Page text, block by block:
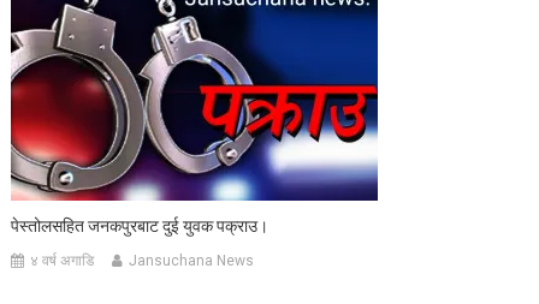
पेस्तोलसहित जनकपुरबाट दुई युवक पक्राउ।
४ वर्ष अगाडि Jansuchana News